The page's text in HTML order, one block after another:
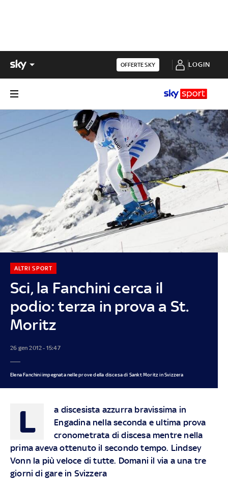
OFFERTE SKY LOGIN
Sci, la Fanchini cerca il
podio: terza in prova a St.
Moritz
ALTRI SPORT
26 gen 2012 - 15:47
Elena Fanchini impegnata nelle prove della discesa di Sankt Moritz in Svizzera
L
a discesista azzurra bravissima in
Engadina nella seconda e ultima prova
cronometrata di discesa mentre nella
prima aveva ottenuto il secondo tempo. Lindsey
Vonn la più veloce di tutte. Domani il via a una tre
giorni di gare in Svizzera